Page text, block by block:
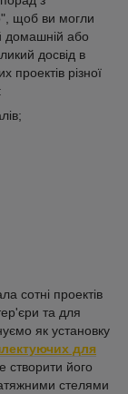
щоб ви могли
домашній або
досвід в
проектів різної
сотні проектів
та для
як установку
для
створити його
стелями